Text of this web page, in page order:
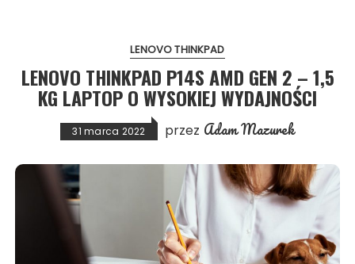
LENOVO THINKPAD
LENOVO THINKPAD P14S AMD GEN 2 – 1,5
KG LAPTOP O WYSOKIEJ WYDAJNOŚCI
31 marca 2022 przez Adam Mazurek